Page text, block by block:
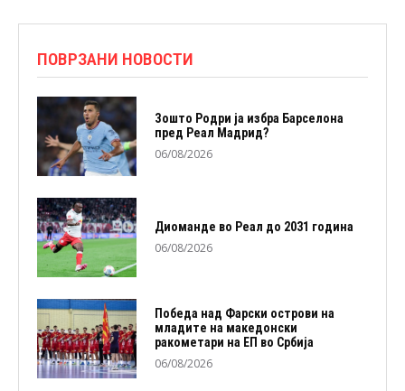
ПОВРЗАНИ НОВОСТИ
Зошто Родри ја избра Барселона
пред Реал Мадрид?
06/08/2026
Диоманде во Реал до 2031 година
06/08/2026
Победа над Фарски острови на
младите на македонски
ракометари на ЕП во Србија
06/08/2026